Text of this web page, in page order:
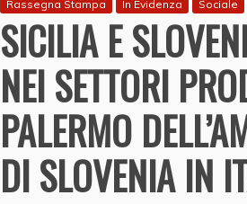
Rassegna Stampa In Evidenza Sociale
SICILIA E
NEI SETTORI
PALERMO
DI SLOVENIA IN